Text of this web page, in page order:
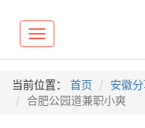
Toggle
navigation
当前位置： 首页 安徽
合肥公园道兼职小爽